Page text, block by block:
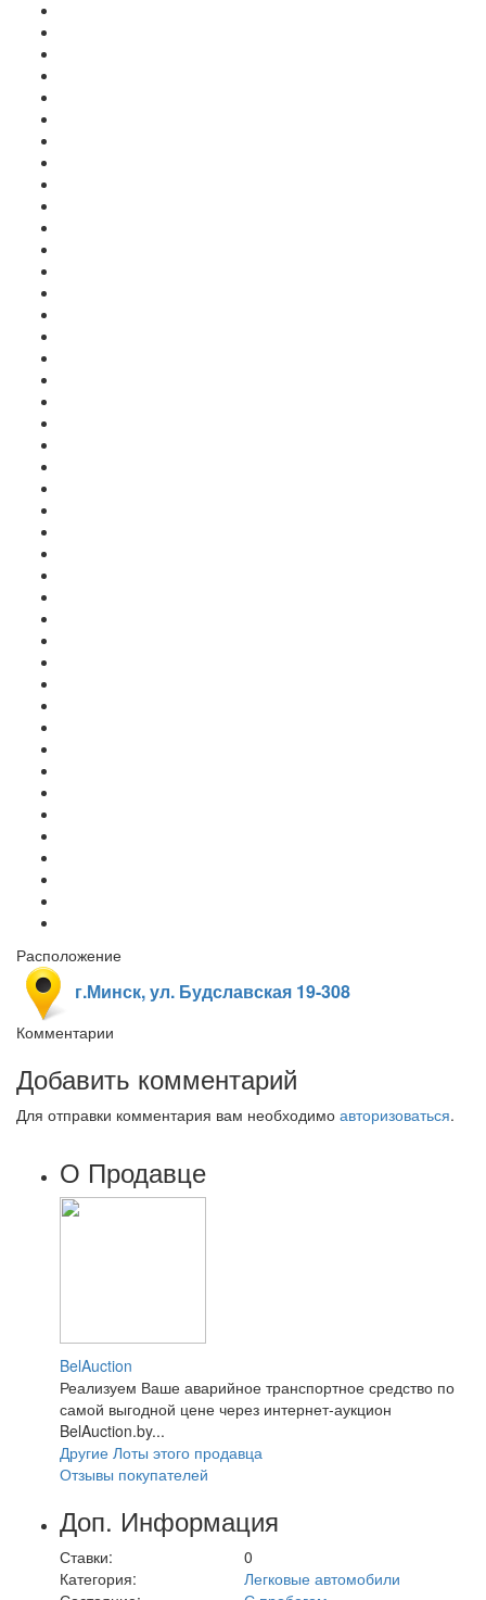
Расположение
г.Минск, ул. Будславская 19-308
Комментарии
Добавить комментарий
Для отправки комментария вам необходимо авторизоваться.
О Продавце
BelAuction
Реализуем Ваше аварийное транспортное средство по
самой выгодной цене через интернет-аукцион
BelAuction.by...
Другие Лоты этого продавца
Отзывы покупателей
Доп. Информация
Ставки:
0
Категория:
Легковые автомобили